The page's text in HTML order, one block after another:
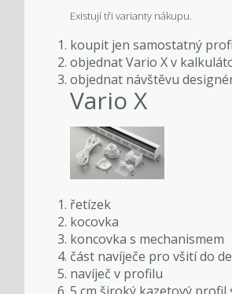
Existují tři varianty nákupu.
koupit jen samostatný
objednat Vario X v
objednat návštěvu
Vario X
řetízek
kocovka
koncovka s mechanismem
část navíječe pro všití do
navíječ v profilu